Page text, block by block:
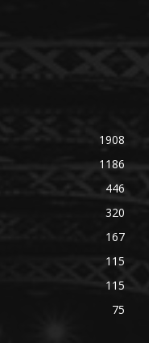
1908
1186
446
320
167
115
115
75